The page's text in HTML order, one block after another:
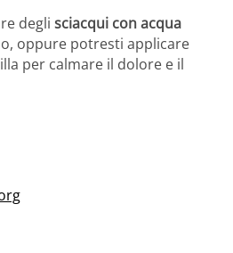
degli sciacqui con acqua
oppure potresti applicare
per calmare il dolore e il